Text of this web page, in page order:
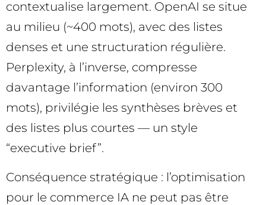
contextualise largement. OpenAI se situe
au milieu (~400 mots), avec des listes
denses et une structuration régulière.
Perplexity, à l’inverse, compresse
davantage l’information (environ 300
mots), privilégie les synthèses brèves et
des listes plus courtes — un style
“executive brief”.
Conséquence stratégique : l’optimisation
pour le commerce IA ne peut pas être